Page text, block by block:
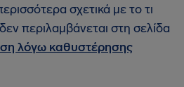
σχετικά με το τι
περιλαμβάνεται στη σελίδα
λόγω καθυστέρησης